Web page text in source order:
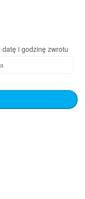
datę i godzinę zwrotu